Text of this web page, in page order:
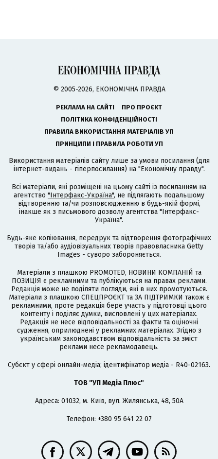
© 2005-2026, ЕКОНОМІЧНА ПРАВДА
РЕКЛАМА НА САЙТІ
ПРО ПРОЄКТ
ПОЛІТИКА КОНФІДЕНЦІЙНОСТІ
ПРАВИЛА ВИКОРИСТАННЯ МАТЕРІАЛІВ УП
ПРИНЦИПИ І ПРАВИЛА РОБОТИ УП
Використання матеріалів сайту лише за умови посилання (для
інтернет-видань - гіперпосилання) на "Економічну правду".
Всі матеріали, які розміщені на цьому сайті із посиланням на
агентство "Інтерфакс-Україна", не підлягають подальшому
відтворенню та/чи розповсюдженню в будь-якій формі,
інакше як з письмового дозволу агентства "Інтерфакс-
Україна".
Будь-яке копіювання, передрук та відтворення фотографічних
творів та/або аудіовізуальних творів правовласника Getty
Images - суворо забороняється.
Матеріали з плашкою PROMOTED, НОВИНИ КОМПАНІЙ та
ПОЗИЦІЯ є рекламними та публікуються на правах реклами.
Редакція може не поділяти погляди, які в них промотуються.
Матеріали з плашкою СПЕЦПРОЄКТ та ЗА ПІДТРИМКИ також є
рекламними, проте редакція бере участь у підготовці цього
контенту і поділяє думки, висловлені у цих матеріалах.
Редакція не несе відповідальності за факти та оціночні
судження, оприлюднені у рекламних матеріалах. Згідно з
українським законодавством відповідальність за зміст
реклами несе рекламодавець.
Cубєкт у сфері онлайн-медіа; ідентифікатор медіа - R40-02163.
ТОВ "УП Медіа Плюс"
Адреса: 01032, м. Київ, вул. Жилянська, 48, 50А
Телефон: +380 95 641 22 07